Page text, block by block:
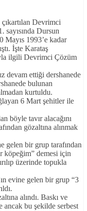
çıkartılan Devrimci
Dursun
Mayıs 1993’e kadar
İşte Karataş
ilgili Devrimci Çözüm
devam ettiği dershanede
bulunan
kurtuldu.
6 Mart şehitler ile
böyle tavır alacağını
gözaltına alınmak
gelen bir grup tarafından
köpeğim” demesi için
üzerinde topukla
evine gelen bir grup “3
alındı. Baskı ve
ancak bu şekilde serbest